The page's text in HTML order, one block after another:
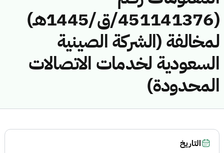
(451141376/ق/1445هـ)
لمخالفة (الشركة الصينية
السعودية لخدمات الاتصالات
المحدودة)
التاريخ